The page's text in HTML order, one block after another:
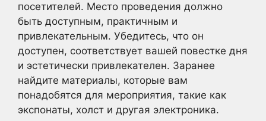
посетителей. Место проведения должно
быть доступным, практичным и
привлекательным. Убедитесь, что он
доступен, соответствует вашей повестке дня
и эстетически привлекателен. Заранее
найдите материалы, которые вам
понадобятся для мероприятия, такие как
экспонаты, холст и другая электроника.